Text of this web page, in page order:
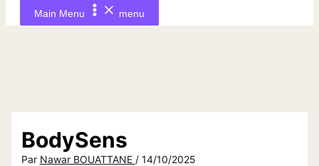
Main Menu menu
BodySens
Par Nawar BOUATTANE / 14/10/2025